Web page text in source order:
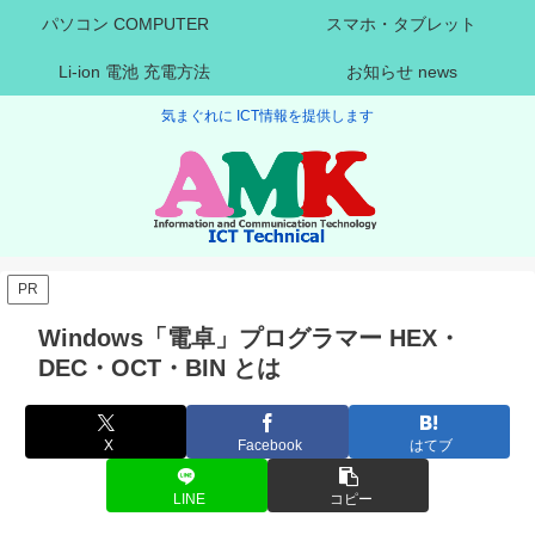
気まぐれに ICT情報を提供します
パソコン COMPUTER スマホ・タブレット
Li-ion 電池 充電方法 お知らせ news
PR
Windows「電卓」プログラマー HEX・
DEC・OCT・BIN とは
X Facebook はてブ
LINE コピー